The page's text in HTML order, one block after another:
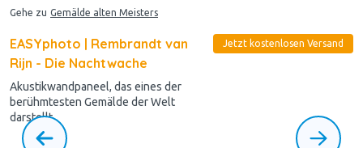
Gehe zu Gemälde alten Meisters
EASYphoto | Rembrandt van
Rijn - Die Nachtwache
Akustikwandpaneel, das eines der
berühmtesten Gemälde der Welt
darstellt
Jetzt kostenlosen Versand